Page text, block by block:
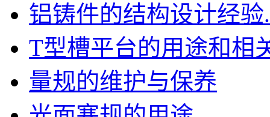
铝铸件的结构设计经验
T型槽平台的用途和相
量规的维护与保养